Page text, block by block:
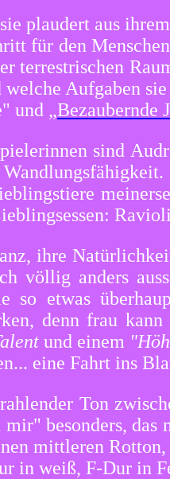
plaudert aus
für den
terrestrischen
Aufgaben
und „Bezaubernde
sind
ihre
völlig anders
so etwas
denn frau
und einem
eine Fahrt ins
Ton
besonders,
mittleren
in weiß, F-Dur in